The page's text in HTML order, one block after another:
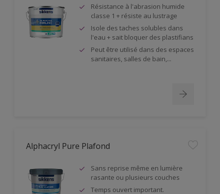
Résistance à l'abrasion humide
classe 1 + résiste au lustrage
Isole des taches solubles dans
l'eau + sait bloquer des plastifians
Peut être utilisé dans des espaces
sanitaires, salles de bain,...
Alphacryl Pure Plafond
Sans reprise même en lumière
rasante ou plusieurs couches
Temps ouvert important.